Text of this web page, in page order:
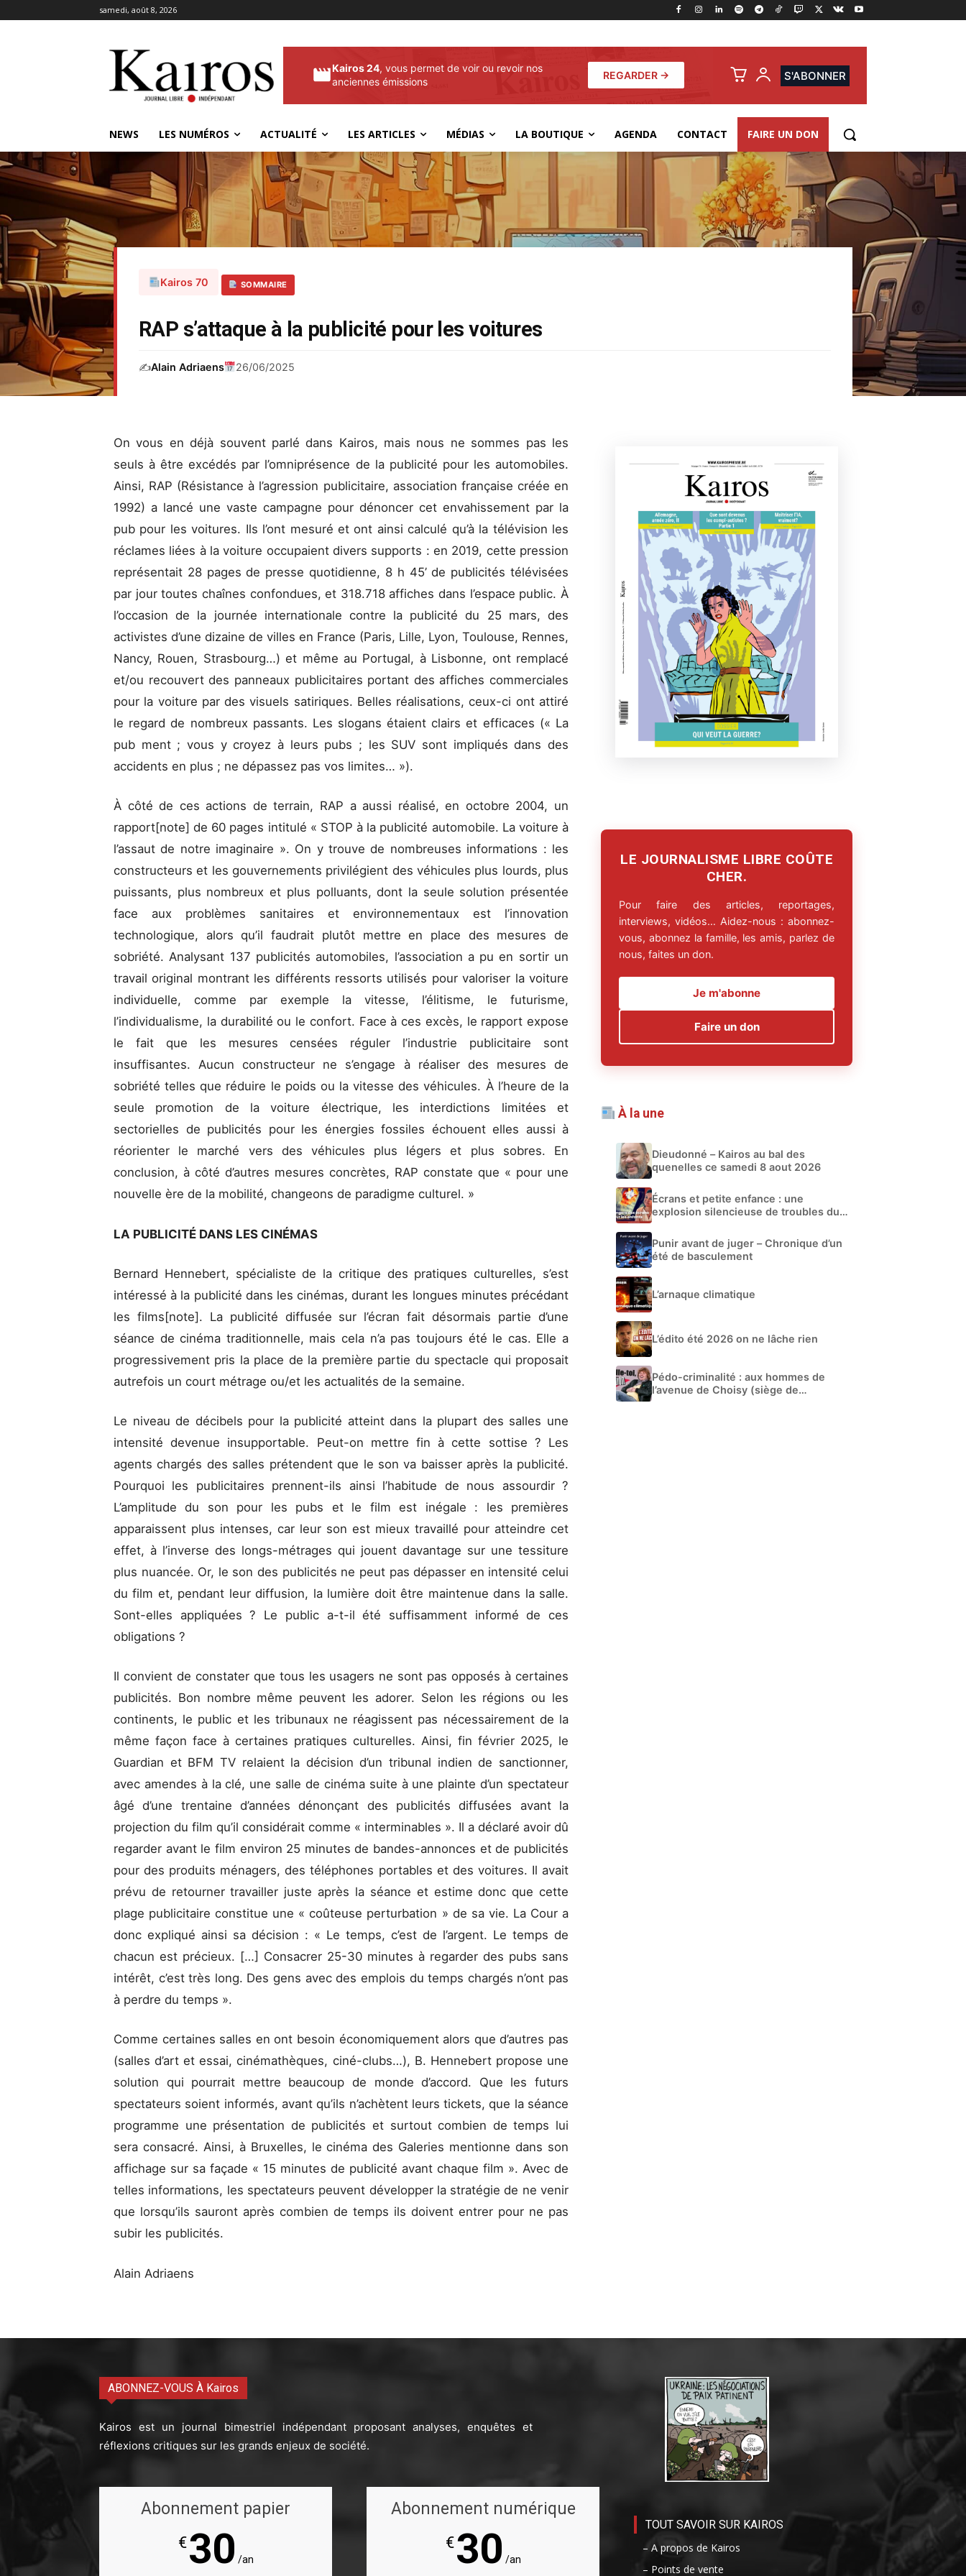
samedi, août 8, 2026
Kairos 24, vous permet de voir ou revoir nos
anciennes émissions
REGARDER → S'ABONNER
NEWS LES NUMÉROS ACTUALITÉ LES ARTICLES MÉDIAS LA BOUTIQUE AGENDA CONTACT FAIRE UN DON
Kairos 70 SOMMAIRE
RAP s’attaque à la publicité pour les voitures
✍️Alain Adriaens 26/06/2025
On vous en déjà souvent parlé dans Kairos, mais nous ne sommes pas les
seuls à être excédés par l’omniprésence de la publicité pour les automobiles.
Ainsi, RAP (Résistance à l’agression publicitaire, association française créée en
1992) a lancé une vaste campagne pour dénoncer cet envahissement par la
pub pour les voitures. Ils l’ont mesuré et ont ainsi calculé qu’à la télévision les
réclames liées à la voiture occupaient divers supports : en 2019, cette pression
représentait 28 pages de presse quotidienne, 8 h 45’ de publicités télévisées
par jour toutes chaînes confondues, et 318.718 affiches dans l’espace public. À
l’occasion de la journée internationale contre la publicité du 25 mars, des
activistes d’une dizaine de villes en France (Paris, Lille, Lyon, Toulouse, Rennes,
Nancy, Rouen, Strasbourg…) et même au Portugal, à Lisbonne, ont remplacé
et/ou recouvert des panneaux publicitaires portant des affiches commerciales
pour la voiture par des visuels satiriques. Belles réalisations, ceux-ci ont attiré
le regard de nombreux passants. Les slogans étaient clairs et efficaces (« La
pub ment ; vous y croyez à leurs pubs ; les SUV sont impliqués dans des
accidents en plus ; ne dépassez pas vos limites… »).
À côté de ces actions de terrain, RAP a aussi réalisé, en octobre 2004, un
rapport[note] de 60 pages intitulé « STOP à la publicité automobile. La voiture à
l’assaut de notre imaginaire ». On y trouve de nombreuses informations : les
constructeurs et les gouvernements privilégient des véhicules plus lourds, plus
puissants, plus nombreux et plus polluants, dont la seule solution présentée
face aux problèmes sanitaires et environnementaux est l’innovation
technologique, alors qu’il faudrait plutôt mettre en place des mesures de
sobriété. Analysant 137 publicités automobiles, l’association a pu en sortir un
travail original montrant les différents ressorts utilisés pour valoriser la voiture
individuelle, comme par exemple la vitesse, l’élitisme, le futurisme,
l’individualisme, la durabilité ou le confort. Face à ces excès, le rapport expose
le fait que les mesures censées réguler l’industrie publicitaire sont
insuffisantes. Aucun constructeur ne s’engage à réaliser des mesures de
sobriété telles que réduire le poids ou la vitesse des véhicules. À l’heure de la
seule promotion de la voiture électrique, les interdictions limitées et
sectorielles de publicités pour les énergies fossiles échouent elles aussi à
réorienter le marché vers des véhicules plus légers et plus sobres. En
conclusion, à côté d’autres mesures concrètes, RAP constate que « pour une
nouvelle ère de la mobilité, changeons de paradigme culturel. »
LA PUBLICITÉ DANS LES CINÉMAS
Bernard Hennebert, spécialiste de la critique des pratiques culturelles, s’est
intéressé à la publicité dans les cinémas, durant les longues minutes précédant
les films[note]. La publicité diffusée sur l’écran fait désormais partie d’une
séance de cinéma traditionnelle, mais cela n’a pas toujours été le cas. Elle a
progressivement pris la place de la première partie du spectacle qui proposait
autrefois un court métrage ou/et les actualités de la semaine.
Le niveau de décibels pour la publicité atteint dans la plupart des salles une
intensité devenue insupportable. Peut-on mettre fin à cette sottise ? Les
agents chargés des salles prétendent que le son va baisser après la publicité.
Pourquoi les publicitaires prennent-ils ainsi l’habitude de nous assourdir ?
L’amplitude du son pour les pubs et le film est inégale : les premières
apparaissent plus intenses, car leur son est mieux travaillé pour atteindre cet
effet, à l’inverse des longs-métrages qui jouent davantage sur une tessiture
plus nuancée. Or, le son des publicités ne peut pas dépasser en intensité celui
du film et, pendant leur diffusion, la lumière doit être maintenue dans la salle.
Sont-elles appliquées ? Le public a-t-il été suffisamment informé de ces
obligations ?
Il convient de constater que tous les usagers ne sont pas opposés à certaines
publicités. Bon nombre même peuvent les adorer. Selon les régions ou les
continents, le public et les tribunaux ne réagissent pas nécessairement de la
même façon face à certaines pratiques culturelles. Ainsi, fin février 2025, le
Guardian et BFM TV relaient la décision d’un tribunal indien de sanctionner,
avec amendes à la clé, une salle de cinéma suite à une plainte d’un spectateur
âgé d’une trentaine d’années dénonçant des publicités diffusées avant la
projection du film qu’il considérait comme « interminables ». Il a déclaré avoir dû
regarder avant le film environ 25 minutes de bandes-annonces et de publicités
pour des produits ménagers, des téléphones portables et des voitures. Il avait
prévu de retourner travailler juste après la séance et estime donc que cette
plage publicitaire constitue une « coûteuse perturbation » de sa vie. La Cour a
donc expliqué ainsi sa décision : « Le temps, c’est de l’argent. Le temps de
chacun est précieux. […] Consacrer 25-30 minutes à regarder des pubs sans
intérêt, c’est très long. Des gens avec des emplois du temps chargés n’ont pas
à perdre du temps ».
Comme certaines salles en ont besoin économiquement alors que d’autres pas
(salles d’art et essai, cinémathèques, ciné-clubs…), B. Hennebert propose une
solution qui pourrait mettre beaucoup de monde d’accord. Que les futurs
spectateurs soient informés, avant qu’ils n’achètent leurs tickets, que la séance
programme une présentation de publicités et surtout combien de temps lui
sera consacré. Ainsi, à Bruxelles, le cinéma des Galeries mentionne dans son
affichage sur sa façade « 15 minutes de publicité avant chaque film ». Avec de
telles informations, les spectateurs peuvent développer la stratégie de ne venir
que lorsqu’ils sauront après combien de temps ils doivent entrer pour ne pas
subir les publicités.
Alain Adriaens
LE JOURNALISME LIBRE COÛTE
CHER.
Pour faire des articles, reportages,
interviews, vidéos… Aidez-nous : abonnez-
vous, abonnez la famille, les amis, parlez de
nous, faites un don.
Je m'abonne
Faire un don
À la une
Dieudonné – Kairos au bal des
quenelles ce samedi 8 aout 2026
Écrans et petite enfance : une
explosion silencieuse de troubles du
Punir avant de juger – Chronique d’un
été de basculement
L’arnaque climatique
L’édito été 2026 on ne lâche rien
Pédo-criminalité : aux hommes de
l’avenue de Choisy (siège de
ABONNEZ-VOUS À Kairos
Kairos est un journal bimestriel indépendant proposant analyses, enquêtes et
réflexions critiques sur les grands enjeux de société.
Abonnement papier
€30 /an
Abonnement numérique
€30 /an
TOUT SAVOIR SUR KAIROS
– A propos de Kairos
– Points de vente